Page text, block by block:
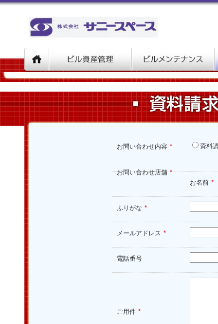
お問い合わせ内容 * 資料
お問い合わせ店舗 *
お名前 *
ふりがな *
メールアドレス *
電話番号
ご用件 *